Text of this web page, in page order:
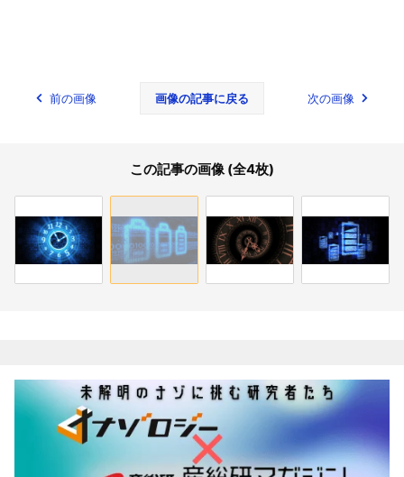
前の画像 画像の記事に戻る 次の画像
この記事の画像 (全4枚)